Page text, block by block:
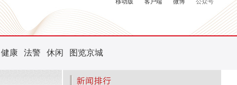
移动版 客户端 微博 公众号
健康 法警 休闲 图览京城